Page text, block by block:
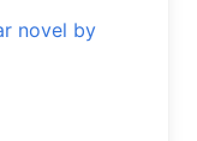
novel by